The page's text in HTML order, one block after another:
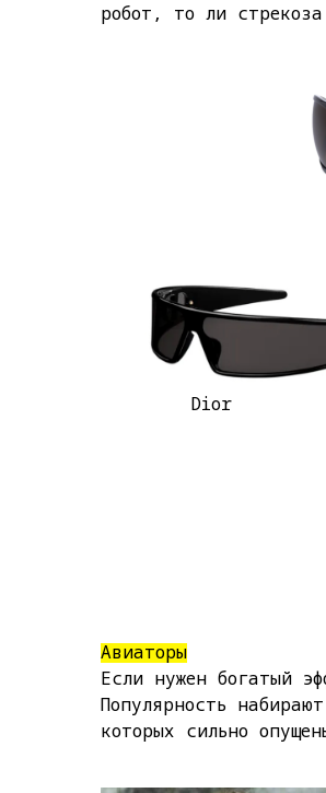
Dior
робот, то ли
Авиаторы
Если нужен богатый
Популярность
которых сильно